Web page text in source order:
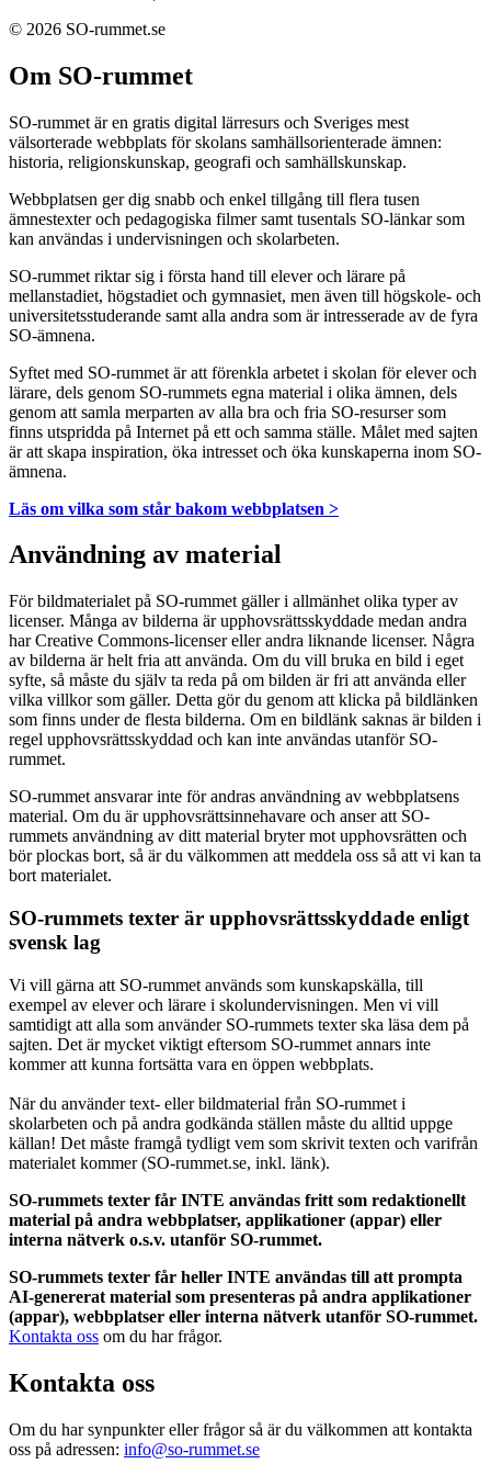
© 2026 SO-rummet.se
Om SO-rummet
SO-rummet är en gratis digital lärresurs och Sveriges mest
välsorterade webbplats för skolans samhällsorienterade ämnen:
historia, religionskunskap, geografi och samhällskunskap.
Webbplatsen ger dig snabb och enkel tillgång till flera tusen
ämnestexter och pedagogiska filmer samt tusentals SO-länkar som
kan användas i undervisningen och skolarbeten.
SO-rummet riktar sig i första hand till elever och lärare på
mellanstadiet, högstadiet och gymnasiet, men även till högskole- och
universitetsstuderande samt alla andra som är intresserade av de fyra
SO-ämnena.
Syftet med SO-rummet är att förenkla arbetet i skolan för elever och
lärare, dels genom SO-rummets egna material i olika ämnen, dels
genom att samla merparten av alla bra och fria SO-resurser som
finns utspridda på Internet på ett och samma ställe. Målet med sajten
är att skapa inspiration, öka intresset och öka kunskaperna inom SO-
ämnena.
Läs om vilka som står bakom webbplatsen >
Användning av material
För bildmaterialet på SO-rummet gäller i allmänhet olika typer av
licenser. Många av bilderna är upphovsrättsskyddade medan andra
har Creative Commons-licenser eller andra liknande licenser. Några
av bilderna är helt fria att använda. Om du vill bruka en bild i eget
syfte, så måste du själv ta reda på om bilden är fri att använda eller
vilka villkor som gäller. Detta gör du genom att klicka på bildlänken
som finns under de flesta bilderna. Om en bildlänk saknas är bilden i
regel upphovsrättsskyddad och kan inte användas utanför SO-
rummet.
SO-rummet ansvarar inte för andras användning av webbplatsens
material. Om du är upphovsrättsinnehavare och anser att SO-
rummets användning av ditt material bryter mot upphovsrätten och
bör plockas bort, så är du välkommen att meddela oss så att vi kan ta
bort materialet.
SO-rummets texter är upphovsrättsskyddade enligt
svensk lag
Vi vill gärna att SO-rummet används som kunskapskälla, till
exempel av elever och lärare i skolundervisningen. Men vi vill
samtidigt att alla som använder SO-rummets texter ska läsa dem på
sajten. Det är mycket viktigt eftersom SO-rummet annars inte
kommer att kunna fortsätta vara en öppen webbplats.
När du använder text- eller bildmaterial från SO-rummet i
skolarbeten och på andra godkända ställen måste du alltid uppge
källan! Det måste framgå tydligt vem som skrivit texten och varifrån
materialet kommer (SO-rummet.se, inkl. länk).
SO-rummets texter får INTE användas fritt som redaktionellt
material på andra webbplatser, applikationer (appar) eller
interna nätverk o.s.v. utanför SO-rummet.
SO-rummets texter får heller INTE användas till att prompta
AI-genererat material som presenteras på andra applikationer
(appar), webbplatser eller interna nätverk utanför SO-rummet.
Kontakta oss om du har frågor.
Kontakta oss
Om du har synpunkter eller frågor så är du välkommen att kontakta
oss på adressen: info@so-rummet.se